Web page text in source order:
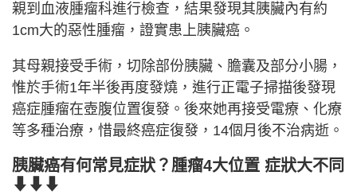
親到血液腫瘤科進行檢查，結果發現其胰臟內有約
1cm大的惡性腫瘤，證實患上胰臟癌。
其母親接受手術，切除部份胰臟、膽囊及部分小腸，
惟於手術1年半後再度發燒，進行正電子掃描後發現
癌症腫瘤在壺腹位置復發。後來她再接受電療、化療
等多種治療，惜最終癌症復發，14個月後不治病逝。
胰臟癌有何常見症狀？ 腫瘤4大位置 症狀大不同
⬇⬇⬇